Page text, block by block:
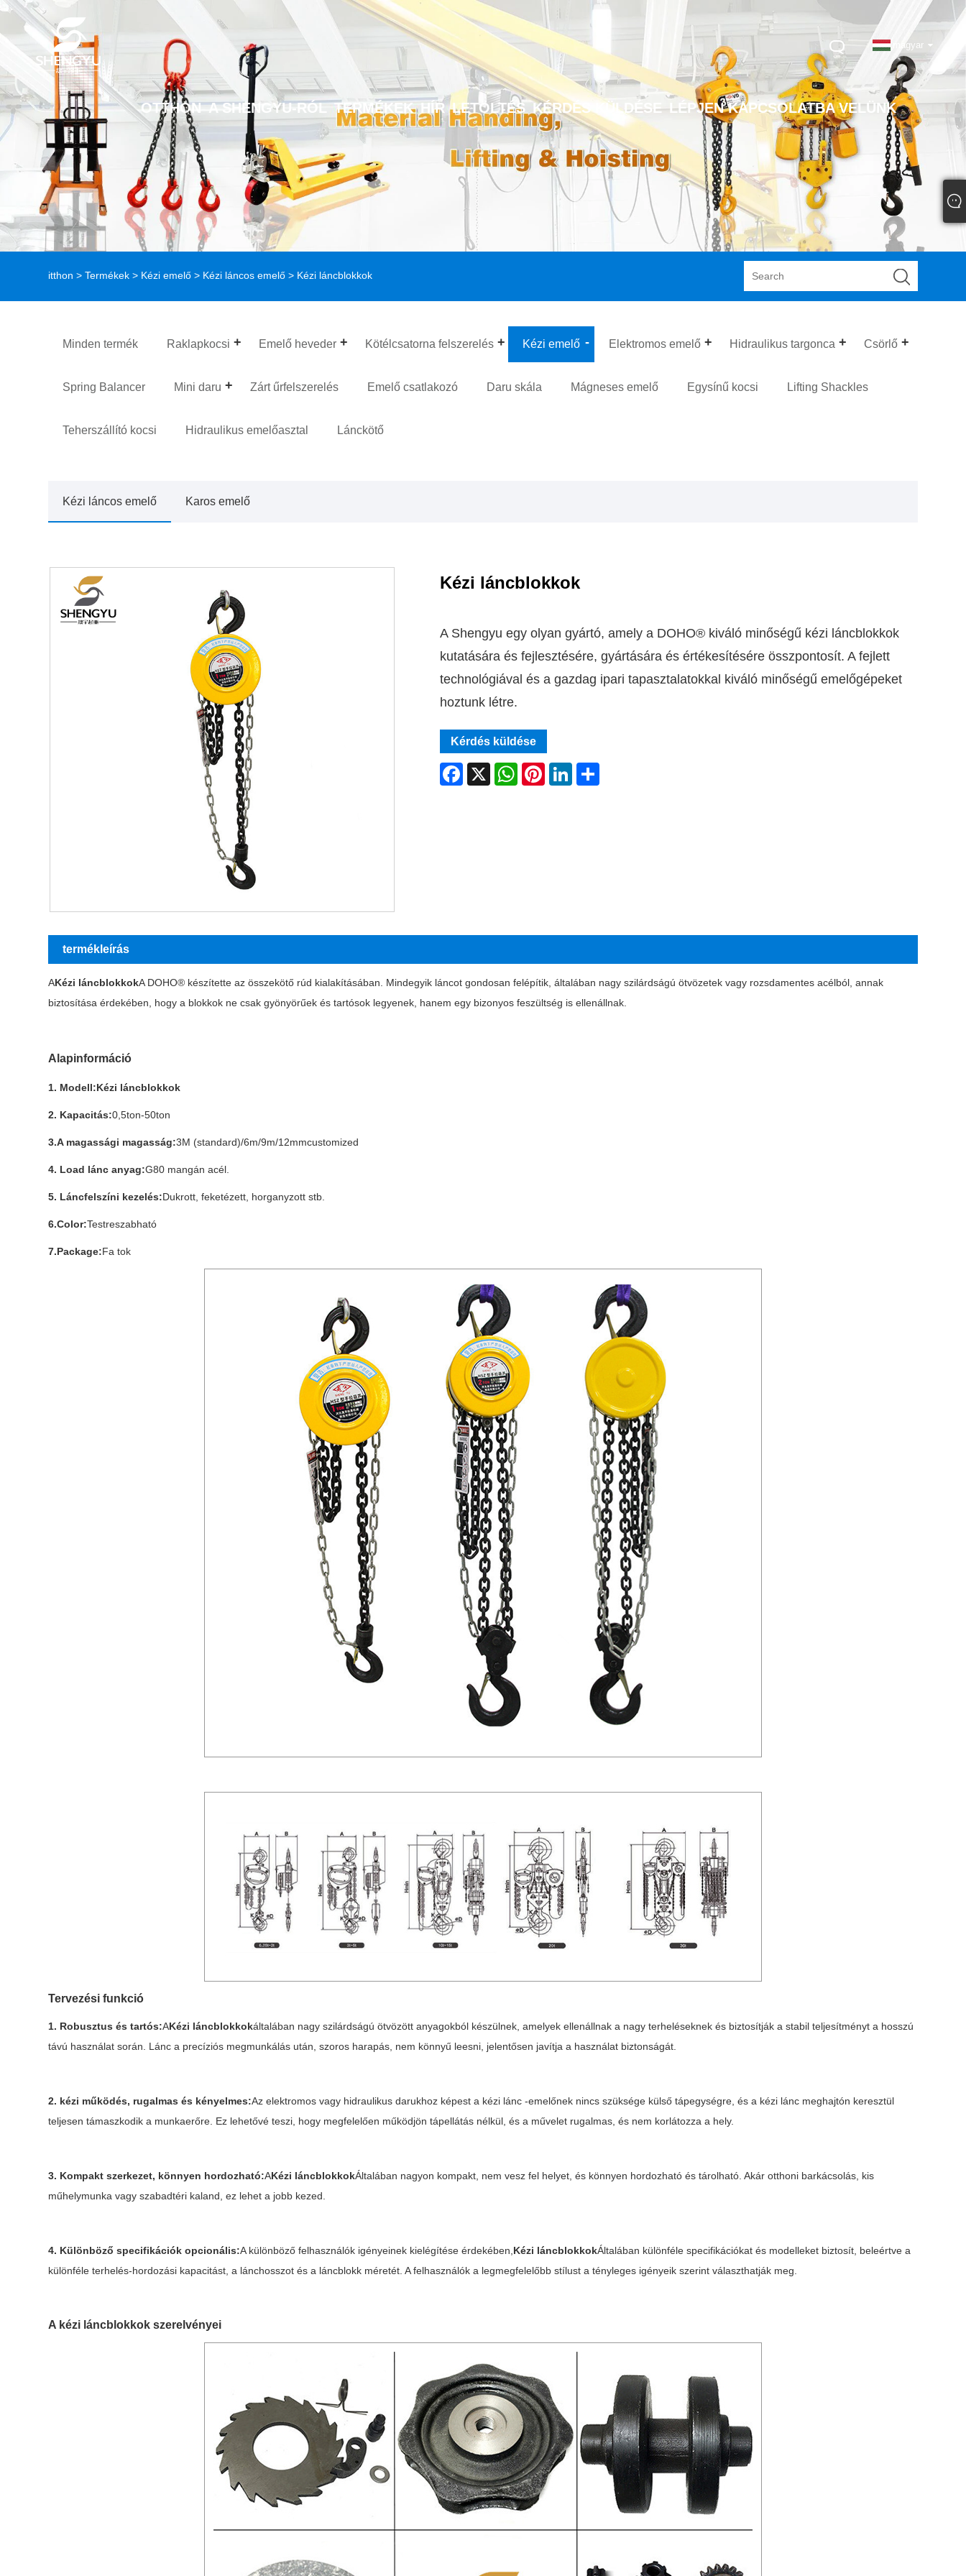
magyar
OTTHON A SHENGYU-RÓL TERMÉKEK HÍR LETÖLTÉS KÉRDÉS KÜLDÉSE LÉPJEN KAPCSOLATBA VELÜNK
itthon > Termékek > Kézi emelő > Kézi láncos emelő > Kézi láncblokkok
Minden termék Raklapkocsi Emelő heveder Kötélcsatorna felszerelés Kézi emelő Elektromos emelő Hidraulikus targonca Csörlő
Spring Balancer Mini daru Zárt űrfelszerelés Emelő csatlakozó Daru skála Mágneses emelő Egysínű kocsi Lifting Shackles
Teherszállító kocsi Hidraulikus emelőasztal Lánckötő
Kézi láncos emelő Karos emelő
Kézi láncblokkok
A Shengyu egy olyan gyártó, amely a DOHO® kiváló minőségű kézi láncblokkok
kutatására és fejlesztésére, gyártására és értékesítésére összpontosít. A fejlett
technológiával és a gazdag ipari tapasztalatokkal kiváló minőségű emelőgépeket
hoztunk létre.
Kérdés küldése
Facebook
X WhatsAppPinterestLinkedInShare
termékleírás
AKézi láncblokkokA DOHO® készítette az összekötő rúd kialakításában. Mindegyik láncot gondosan felépítik, általában nagy szilárdságú ötvözetek vagy rozsdamentes acélból, annak
biztosítása érdekében, hogy a blokkok ne csak gyönyörűek és tartósok legyenek, hanem egy bizonyos feszültség is ellenállnak.
Alapinformáció
1. Modell:Kézi láncblokkok
2. Kapacitás:0,5ton-50ton
3.A magassági magasság:3M (standard)/6m/9m/12mmcustomized
4. Load lánc anyag:G80 mangán acél.
5. Láncfelszíni kezelés:Dukrott, feketézett, horganyzott stb.
6.Color:Testreszabható
7.Package:Fa tok
Tervezési funkció
1. Robusztus és tartós:AKézi láncblokkokáltalában nagy szilárdságú ötvözött anyagokból készülnek, amelyek ellenállnak a nagy terheléseknek és biztosítják a stabil teljesítményt a hosszú
távú használat során. Lánc a precíziós megmunkálás után, szoros harapás, nem könnyű leesni, jelentősen javítja a használat biztonságát.
2. kézi működés, rugalmas és kényelmes:Az elektromos vagy hidraulikus darukhoz képest a kézi lánc -emelőnek nincs szüksége külső tápegységre, és a kézi lánc meghajtón keresztül
teljesen támaszkodik a munkaerőre. Ez lehetővé teszi, hogy megfelelően működjön tápellátás nélkül, és a művelet rugalmas, és nem korlátozza a hely.
3. Kompakt szerkezet, könnyen hordozható:AKézi láncblokkokÁltalában nagyon kompakt, nem vesz fel helyet, és könnyen hordozható és tárolható. Akár otthoni barkácsolás, kis
műhelymunka vagy szabadtéri kaland, ez lehet a jobb kezed.
4. Különböző specifikációk opcionális:A különböző felhasználók igényeinek kielégítése érdekében, Kézi láncblokkokÁltalában különféle specifikációkat és modelleket biztosít, beleértve a
különféle terhelés-hordozási kapacitást, a lánchosszot és a láncblokk méretét. A felhasználók a legmegfelelőbb stílust a tényleges igényeik szerint választhatják meg.
A kézi láncblokkok szerelvényei